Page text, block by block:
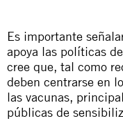
Es importante
apoya las políticas
cree que, tal como
deben centrarse en
las vacunas,
públicas de